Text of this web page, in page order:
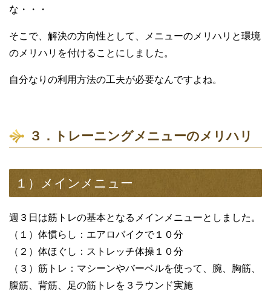
な・・・
そこで、解決の方向性として、メニューのメリハリと環境
のメリハリを付けることにしました。
自分なりの利用方法の工夫が必要なんですよね。
３．トレーニングメニューのメリハリ
１）メインメニュー
週３日は筋トレの基本となるメインメニューとしました。
（１）体慣らし：エアロバイクで１０分
（２）体ほぐし：ストレッチ体操１０分
（３）筋トレ：マシーンやバーベルを使って、腕、胸筋、
腹筋、背筋、足の筋トレを３ラウンド実施